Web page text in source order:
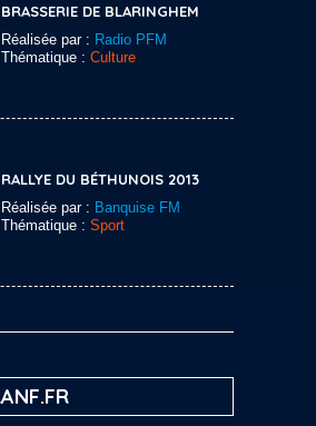
BRASSERIE DE BLARINGHEM
Réalisée par : Radio PFM
Thématique : Culture
RALLYE DU BÉTHUNOIS 2013
Réalisée par : Banquise FM
Thématique : Sport